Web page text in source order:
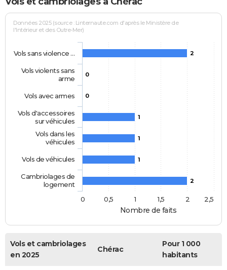
Nombre de faits
Données 2025 (source : Linternaute.com d'après le Ministère de
l'Intérieur et des Outre-Mer)
2
0
0
1
1
1
2
Vols sans violence …
Vols violents sans
arme
Vols avec armes
Vols d'accessoires
sur véhicules
Vols dans les
véhicules
Vols de véhicules
Cambriolages de
logement
0
0,5 1 1,5 2 2,5
Vols et cambriolages
en 2025
Chérac
Pour 1 000
habitants